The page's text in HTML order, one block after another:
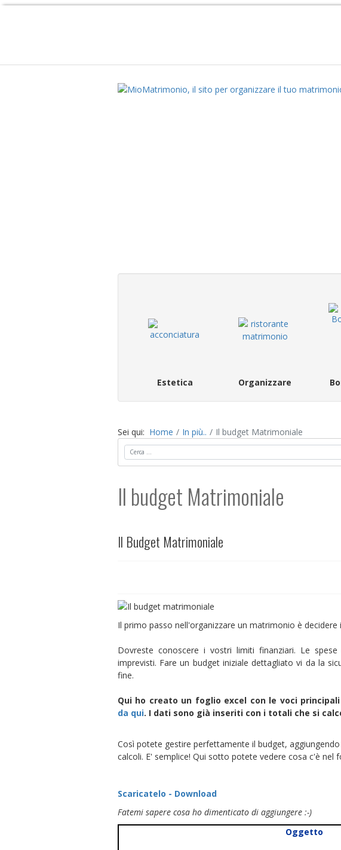
Estetica Organizzare
Sei qui: Home In più..
Il budget Matrimoniale
Cerca
Il budget Matrimoniale
Il Budget Matrimoniale
Il primo passo nell'organizzare un matrimonio è decidere
Dovreste conoscere i vostri limiti finanziari. Le
imprevisti. Fare un budget iniziale dettagliato vi da la
fine.
Qui ho creato un foglio excel con le voci
da qui. I dati sono già inseriti con i totali che si
Così potete gestire perfettamente il budget,
calcoli. E' semplice! Qui sotto potete vedere cosa c'è nel
Scaricatelo - Download
Fatemi sapere cosa ho dimenticato di aggiungere :-)
Oggetto